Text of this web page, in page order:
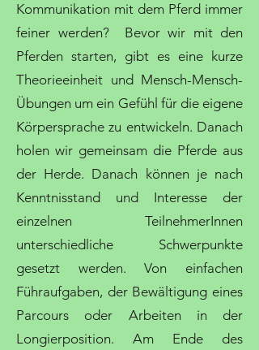
Kommunikation mit dem Pferd immer
feiner werden? Bevor wir mit den
Pferden starten, gibt es eine kurze
Theorieeinheit und Mensch-Mensch-
Übungen um ein Gefühl für die eigene
Körpersprache zu entwickeln. Danach
holen wir gemeinsam die Pferde aus
der Herde. Danach können je nach
Kenntnisstand und Interesse der
einzelnen TeilnehmerInnen
unterschiedliche Schwerpunkte
gesetzt werden. Von einfachen
Führaufgaben, der Bewältigung eines
Parcours oder Arbeiten in der
Longierposition. Am Ende des